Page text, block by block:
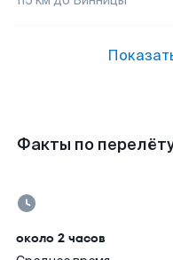
Факты по
около 2 часов